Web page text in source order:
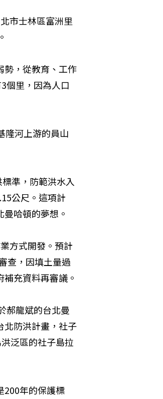
市士林區富洲里
勢，從教育、工作
個里，因為人口
隆河上游的員山
準，防範洪水入
公尺。這項計
哈頓的夢想。
方式開發。預計
查，因填土量過
充資料再審議。
郝龍斌的台北曼
北防洪計畫，社子
泛區的社子島拉
200年的保護標